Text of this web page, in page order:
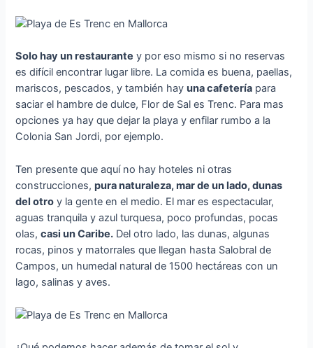
Solo hay un restaurante y por eso mismo si no reservas
es difícil encontrar lugar libre. La comida es buena, paellas,
mariscos, pescados, y también hayuna cafetería para
saciar el hambre de dulce, Flor de Sal es Trenc. Para mas
opciones ya hay que dejar la playa y enfilar rumbo a la
Colonia San Jordi, por ejemplo.
Ten presente que aquí no hay hoteles ni otras
construcciones,pura naturaleza, mar de un lado, dunas
del otro y la gente en el medio. El mar es espectacular,
aguas tranquila y azul turquesa, poco profundas, pocas
olas,casi un Caribe. Del otro lado, las dunas, algunas
rocas, pinos y matorrales que llegan hasta Salobral de
Campos, un humedal natural de 1500 hectáreas con un
lago, salinas y aves.